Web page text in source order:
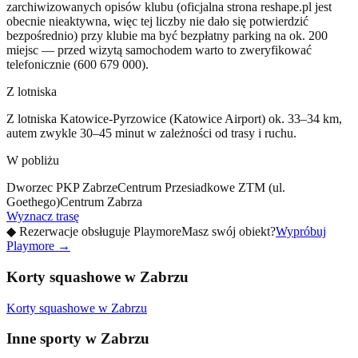
zarchiwizowanych opisów klubu (oficjalna strona reshape.pl jest
obecnie nieaktywna, więc tej liczby nie dało się potwierdzić
bezpośrednio) przy klubie ma być bezpłatny parking na ok. 200
miejsc — przed wizytą samochodem warto to zweryfikować
telefonicznie (600 679 000).
Z lotniska
Z lotniska Katowice-Pyrzowice (Katowice Airport) ok. 33–34 km,
autem zwykle 30–45 minut w zależności od trasy i ruchu.
W pobliżu
Dworzec PKP ZabrzeCentrum Przesiadkowe ZTM (ul.
Goethego)Centrum Zabrza
Wyznacz trasę
◆ Rezerwacje obsługuje PlaymoreMasz swój obiekt?Wypróbuj
Playmore →
Korty squashowe w Zabrzu
Korty squashowe w Zabrzu
Inne sporty w Zabrzu